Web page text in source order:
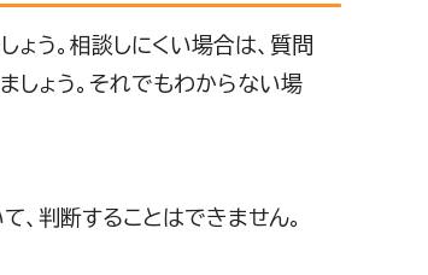
う。相談しにくい場合は、質問
しょう。それでもわからない場
判断することはできません。